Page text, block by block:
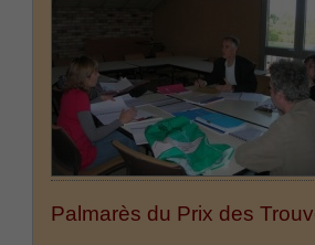
Palmarès du Prix des